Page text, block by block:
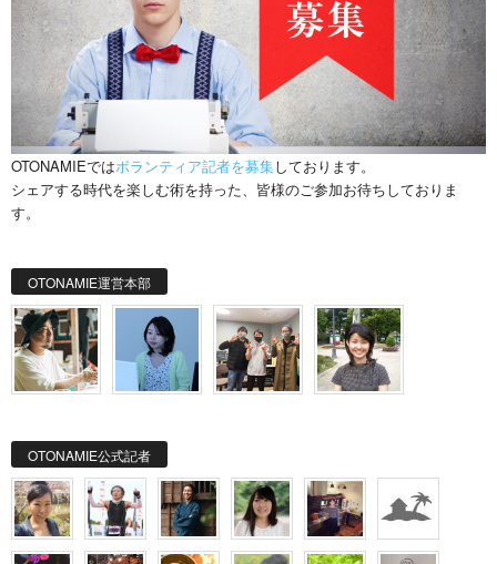
OTONAMIEではボランティア記者を募集しております。
シェアする時代を楽しむ術を持った、皆様のご参加お待ちしておりま
す。
OTONAMIE運営本部
OTONAMIE公式記者